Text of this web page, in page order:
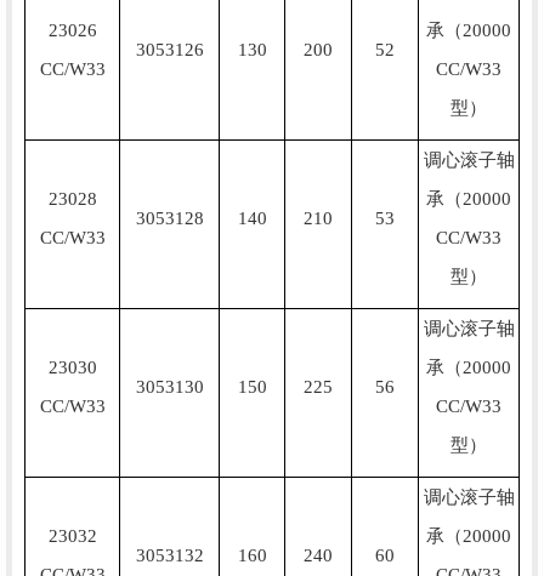
23026
CC/W33
3053126 130 200 52
承（20000
CC/W33
型）
23028
CC/W33
3053128 140 210 53
调心滚子轴
承（20000
CC/W33
型）
23030
CC/W33
3053130 150 225 56
调心滚子轴
承（20000
CC/W33
型）
23032
3053132 160 240 60
调心滚子轴
承（20000